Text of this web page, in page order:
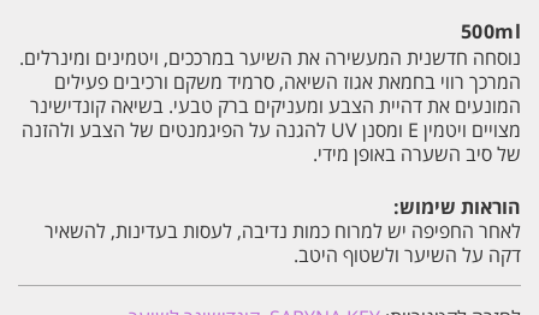
500ml
נוסחה חדשנית המעשירה את השיער במרככים, ויטמינים ומינרלים.
המרכך רווי בחמאת אגוז השיאה, סרמיד משקם ורכיבים פעילים
המונעים את דהיית הצבע ומעניקים ברק טבעי. בשיאה קונדישינר
מצויים ויטמין E ומסנן UV להגנה על הפיגמנטים של הצבע ולהזנה
של סיב השערה באופן מידי.
הוראות שימוש:
לאחר החפיפה יש למרוח כמות נדיבה, לעסות בעדינות, להשאיר
דקה על השיער ולשטוף היטב.